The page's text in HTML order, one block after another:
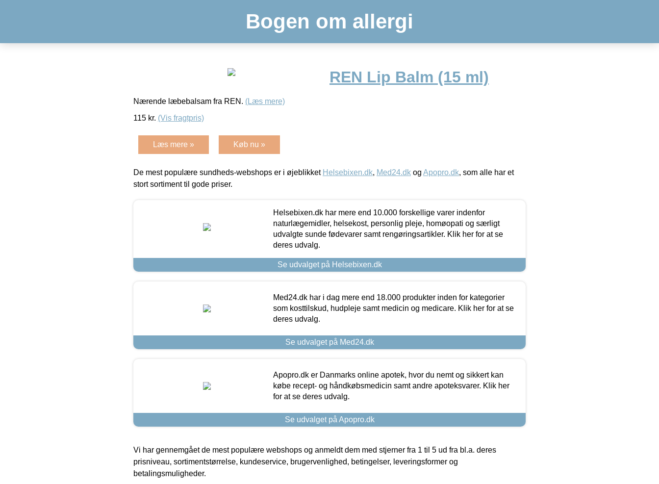
Bogen om allergi
REN Lip Balm (15 ml)
Nærende læbebalsam fra REN. (Læs mere)
115 kr. (Vis fragtpris)
Læs mere » Køb nu »
De mest populære sundheds-webshops er i øjeblikket Helsebixen.dk, Med24.dk og Apopro.dk, som alle har et
stort sortiment til gode priser.
Helsebixen.dk har mere end 10.000 forskellige varer indenfor
naturlægemidler, helsekost, personlig pleje, homøopati og særligt
udvalgte sunde fødevarer samt rengøringsartikler. Klik her for at se
deres udvalg.
Se udvalget på Helsebixen.dk
Med24.dk har i dag mere end 18.000 produkter inden for kategorier
som kosttilskud, hudpleje samt medicin og medicare. Klik her for at se
deres udvalg.
Se udvalget på Med24.dk
Apopro.dk er Danmarks online apotek, hvor du nemt og sikkert kan
købe recept- og håndkøbsmedicin samt andre apoteksvarer. Klik her
for at se deres udvalg.
Se udvalget på Apopro.dk
Vi har gennemgået de mest populære webshops og anmeldt dem med stjerner fra 1 til 5 ud fra bl.a. deres
prisniveau, sortimentstørrelse, kundeservice, brugervenlighed, betingelser, leveringsformer og
betalingsmuligheder.